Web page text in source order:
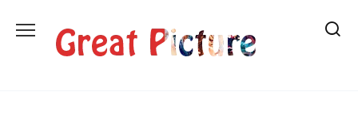
содержанию